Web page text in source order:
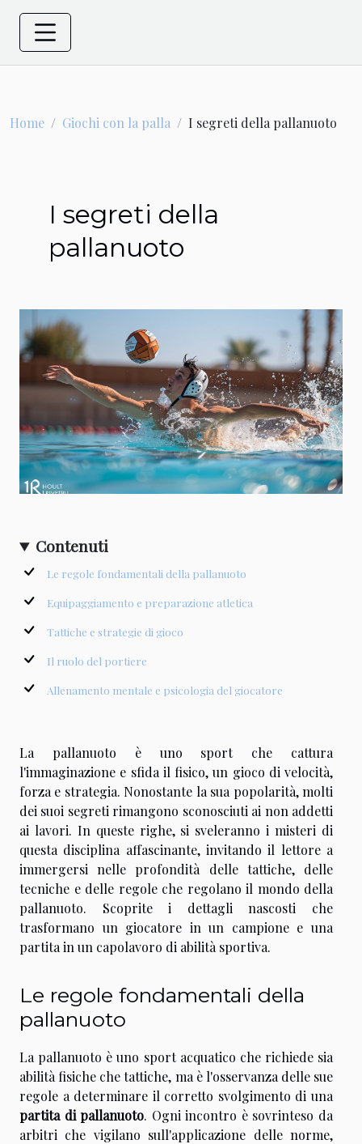
Home Giochi con la palla I segreti della pallanuoto
I segreti della
pallanuoto
Contenuti
Le regole fondamentali della pallanuoto
Equipaggiamento e preparazione atletica
Tattiche e strategie di gioco
Il ruolo del portiere
Allenamento mentale e psicologia del giocatore
La pallanuoto è uno sport che cattura
l'immaginazione e sfida il fisico, un gioco di velocità,
forza e strategia. Nonostante la sua popolarità, molti
dei suoi segreti rimangono sconosciuti ai non addetti
ai lavori. In queste righe, si sveleranno i misteri di
questa disciplina affascinante, invitando il lettore a
immergersi nelle profondità delle tattiche, delle
tecniche e delle regole che regolano il mondo della
pallanuoto. Scoprite i dettagli nascosti che
trasformano un giocatore in un campione e una
partita in un capolavoro di abilità sportiva.
Le regole fondamentali della
pallanuoto
La pallanuoto è uno sport acquatico che richiede sia
abilità fisiche che tattiche, ma è l'osservanza delle sue
regole a determinare il corretto svolgimento di una
partita di pallanuoto. Ogni incontro è sovrinteso da
arbitri che vigilano sull'applicazione delle norme,